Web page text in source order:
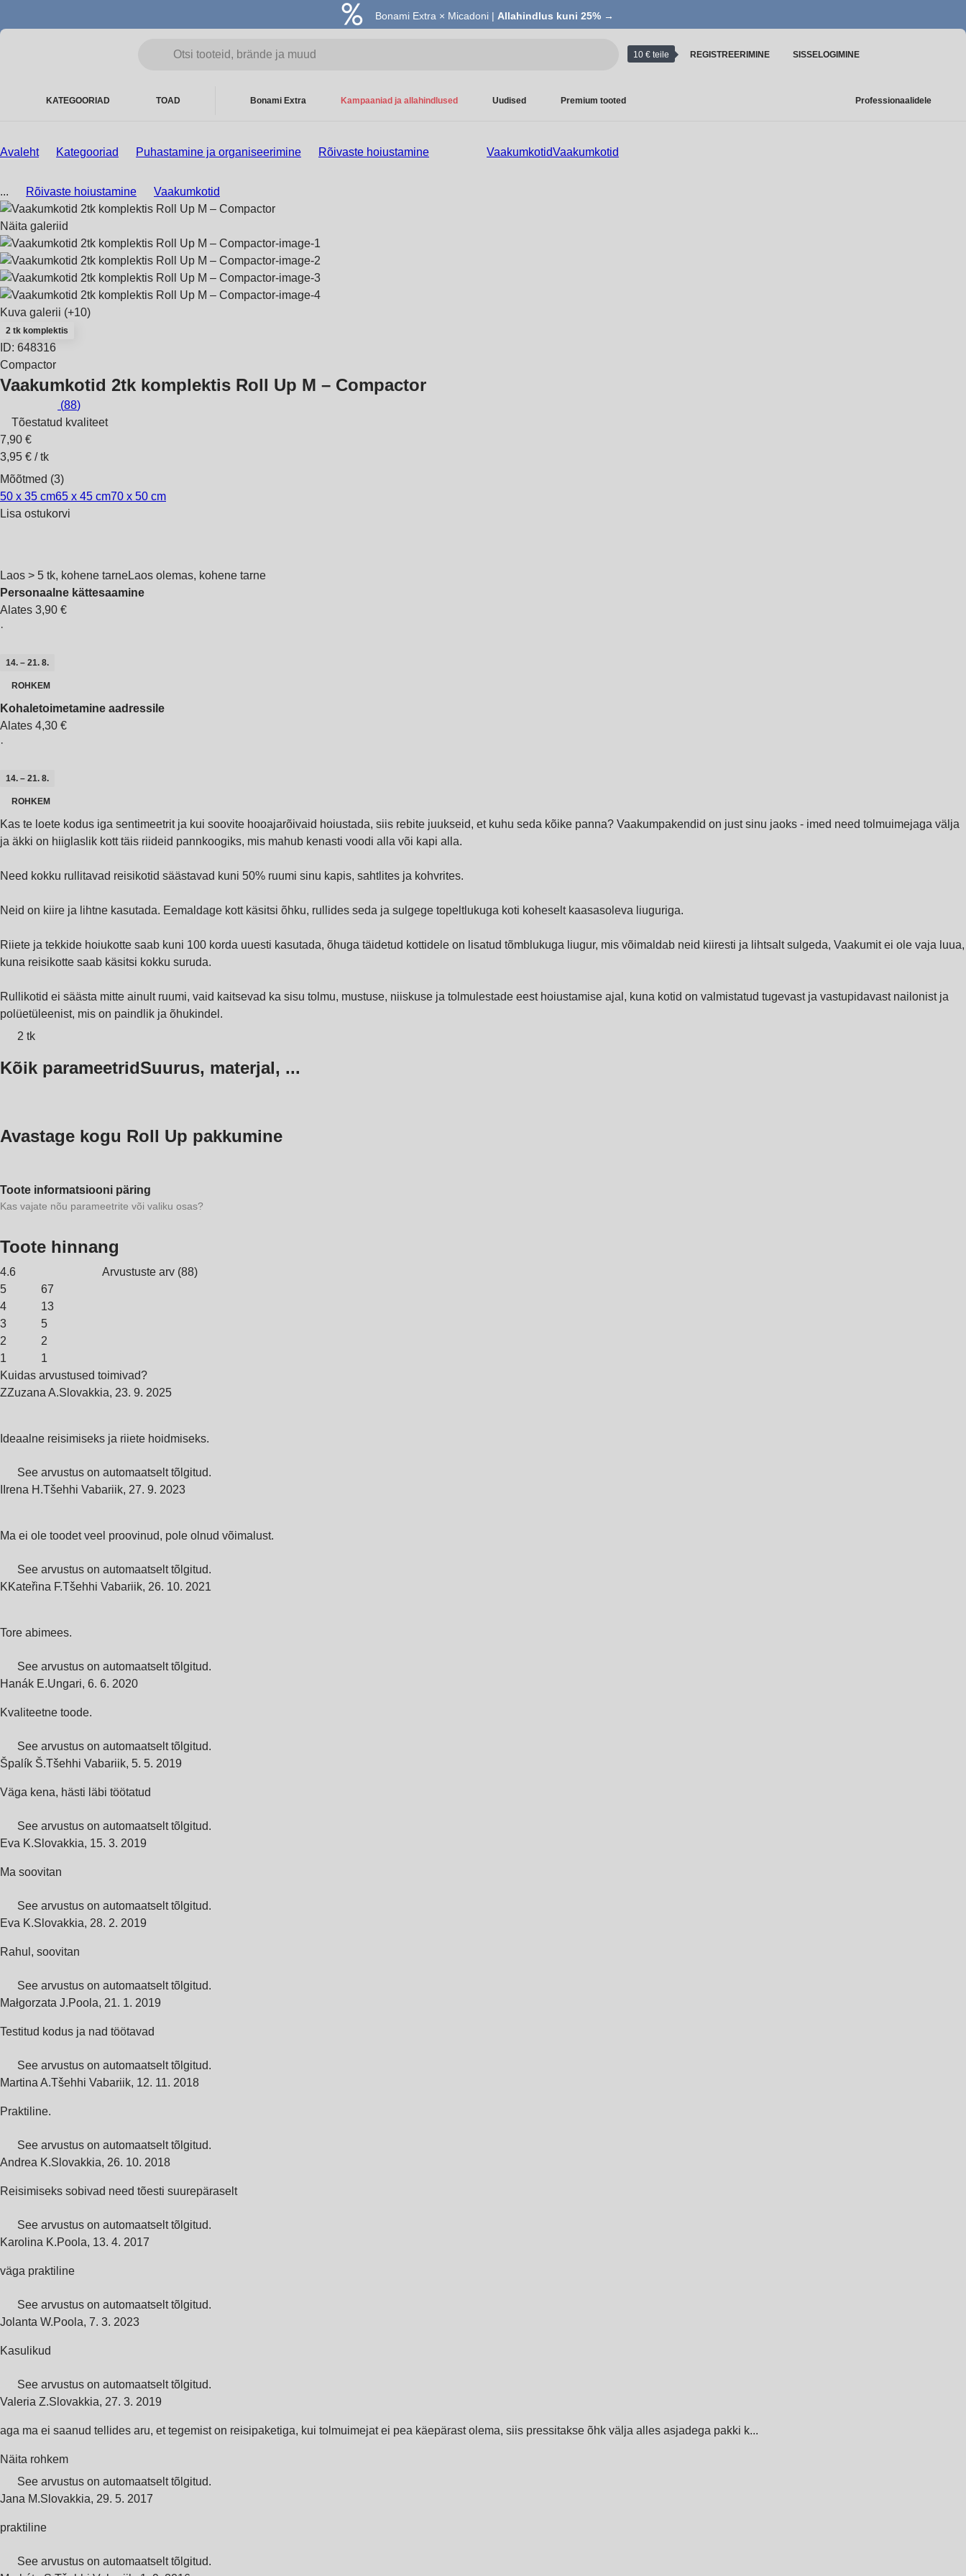
Bonami Extra × Micadoni | Allahindlus kuni 25% →
10 € teile REGISTREERIMINE SISSELOGIMINE
KATEGOORIAD TOAD Bonami Extra Kampaaniad ja allahindlused Uudised Premium tooted Professionaalidele
Avaleht Kategooriad Puhastamine ja organiseerimine Rõivaste hoiustamine VaakumkotidVaakumkotid
... Rõivaste hoiustamine Vaakumkotid
Näita galeriid
Kuva galerii (+10)
2 tk komplektis
ID: 648316
Compactor
Vaakumkotid 2tk komplektis Roll Up M – Compactor
(88)
Tõestatud kvaliteet
7,90 €
3,95 € / tk
Mõõtmed (3)
50 x 35 cm65 x 45 cm70 x 50 cm
Lisa ostukorvi
Laos > 5 tk, kohene tarneLaos olemas, kohene tarne
Personaalne kättesaamine
Alates 3,90 €
·
14. – 21. 8.
ROHKEM
Kohaletoimetamine aadressile
Alates 4,30 €
·
14. – 21. 8.
ROHKEM
Kas te loete kodus iga sentimeetrit ja kui soovite hooajarõivaid hoiustada, siis rebite juukseid, et kuhu seda kõike panna? Vaakumpakendid on just sinu jaoks - imed need tolmuimejaga välja
ja äkki on hiiglaslik kott täis riideid pannkoogiks, mis mahub kenasti voodi alla või kapi alla.
Need kokku rullitavad reisikotid säästavad kuni 50% ruumi sinu kapis, sahtlites ja kohvrites.
Neid on kiire ja lihtne kasutada. Eemaldage kott käsitsi õhku, rullides seda ja sulgege topeltlukuga koti koheselt kaasasoleva liuguriga.
Riiete ja tekkide hoiukotte saab kuni 100 korda uuesti kasutada, õhuga täidetud kottidele on lisatud tõmblukuga liugur, mis võimaldab neid kiiresti ja lihtsalt sulgeda, Vaakumit ei ole vaja luua,
kuna reisikotte saab käsitsi kokku suruda.
Rullikotid ei säästa mitte ainult ruumi, vaid kaitsevad ka sisu tolmu, mustuse, niiskuse ja tolmulestade eest hoiustamise ajal, kuna kotid on valmistatud tugevast ja vastupidavast nailonist ja
polüetüleenist, mis on paindlik ja õhukindel.
2 tk
Kõik parameetridSuurus, materjal, ...
Avastage kogu Roll Up pakkumine
Toote informatsiooni päring
Kas vajate nõu parameetrite või valiku osas?
Toote hinnang
4.6 Arvustuste arv (88)
5
67
4
13
3
5
2
2
1
1
Kuidas arvustused toimivad?
ZZuzana A.Slovakkia, 23. 9. 2025
Ideaalne reisimiseks ja riiete hoidmiseks.
See arvustus on automaatselt tõlgitud.
Irena H.Tšehhi Vabariik, 27. 9. 2023
Ma ei ole toodet veel proovinud, pole olnud võimalust.
See arvustus on automaatselt tõlgitud.
KKateřina F.Tšehhi Vabariik, 26. 10. 2021
Tore abimees.
See arvustus on automaatselt tõlgitud.
Hanák E.Ungari, 6. 6. 2020
Kvaliteetne toode.
See arvustus on automaatselt tõlgitud.
Špalík Š.Tšehhi Vabariik, 5. 5. 2019
Väga kena, hästi läbi töötatud
See arvustus on automaatselt tõlgitud.
Eva K.Slovakkia, 15. 3. 2019
Ma soovitan
See arvustus on automaatselt tõlgitud.
Eva K.Slovakkia, 28. 2. 2019
Rahul, soovitan
See arvustus on automaatselt tõlgitud.
Małgorzata J.Poola, 21. 1. 2019
Testitud kodus ja nad töötavad
See arvustus on automaatselt tõlgitud.
Martina A.Tšehhi Vabariik, 12. 11. 2018
Praktiline.
See arvustus on automaatselt tõlgitud.
Andrea K.Slovakkia, 26. 10. 2018
Reisimiseks sobivad need tõesti suurepäraselt
See arvustus on automaatselt tõlgitud.
Karolina K.Poola, 13. 4. 2017
väga praktiline
See arvustus on automaatselt tõlgitud.
Jolanta W.Poola, 7. 3. 2023
Kasulikud
See arvustus on automaatselt tõlgitud.
Valeria Z.Slovakkia, 27. 3. 2019
aga ma ei saanud tellides aru, et tegemist on reisipaketiga, kui tolmuimejat ei pea käepärast olema, siis pressitakse õhk välja alles asjadega pakki k...
Näita rohkem
See arvustus on automaatselt tõlgitud.
Jana M.Slovakkia, 29. 5. 2017
praktiline
See arvustus on automaatselt tõlgitud.